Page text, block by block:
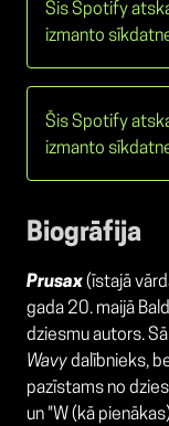
Šis Spotify
izmanto
Šis Spotify
izmanto
Biogrāfija
Prusax(īstajā
gada 20. maijā
dziesmu autors.
Wavydalībnieks,
pazīstams no
un "W (kā